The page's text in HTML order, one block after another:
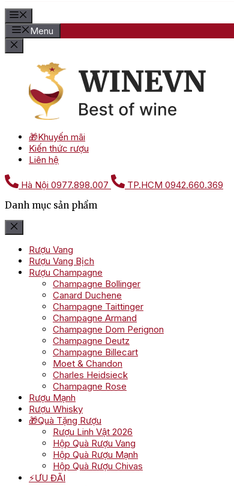
Menu
🎁Khuyến mãi
Kiến thức rượu
Liên hệ
Hà Nội 0977.898.007 TP.HCM 0942.660.369
Danh mục sản phẩm
Rượu Vang
Rượu Vang Bịch
Rượu Champagne
Champagne Bollinger
Canard Duchene
Champagne Taittinger
Champagne Armand
Champagne Dom Perignon
Champagne Deutz
Champagne Billecart
Moet & Chandon
Charles Heidsieck
Champagne Rose
Rượu Mạnh
Rượu Whisky
🎁Quà Tặng Rượu
Rượu Linh Vật 2026
Hộp Quà Rượu Vang
Hộp Quà Rượu Mạnh
Hộp Quà Rượu Chivas
⚡ƯU ĐÃI